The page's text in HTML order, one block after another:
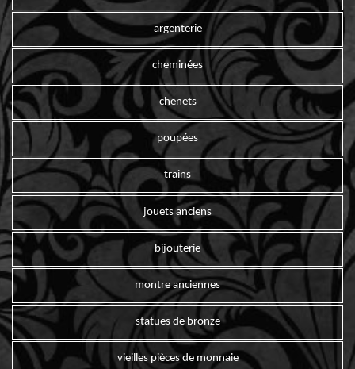
argenterie
cheminées
chenets
poupées
trains
jouets anciens
bijouterie
montre anciennes
statues de bronze
vieilles pièces de monnaie